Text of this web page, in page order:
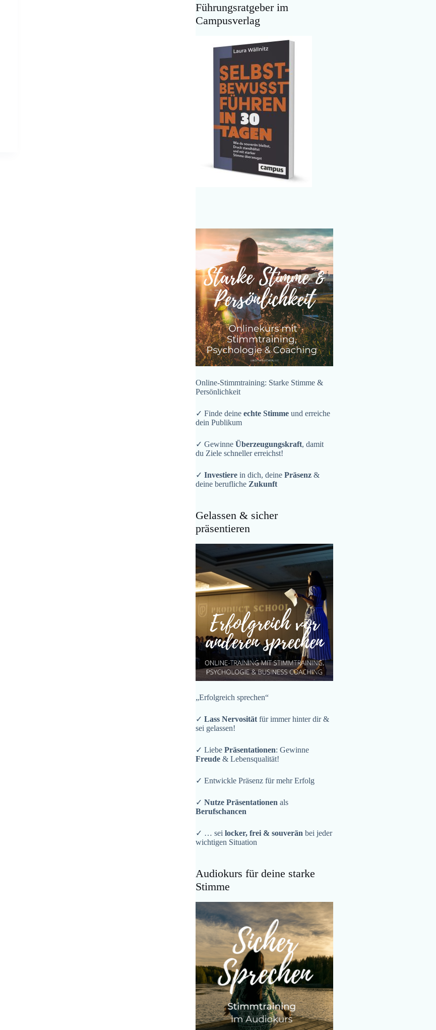
Führungsratgeber im
Campusverlag
Online-Stimmtraining: Starke Stimme &
Persönlichkeit
✓ Finde deineechte Stimme und erreiche
dein Publikum
✓ GewinneÜberzeugungskraft, damit
du Ziele schneller erreichst!
✓Investiere in dich, deinePräsenz &
deine berufliche Zukunft
Gelassen & sicher
präsentieren
„Erfolgreich sprechen“
✓Lass Nervosität für immer hinter dir &
sei gelassen!
✓ LiebePräsentationen: Gewinne
Freude & Lebensqualität!
✓ Entwickle Präsenz für mehr Erfolg
✓Nutze Präsentationenals
Berufschancen
✓ … seilocker, frei & souverän bei jeder
wichtigen Situation
Audiokurs für deine starke
Stimme